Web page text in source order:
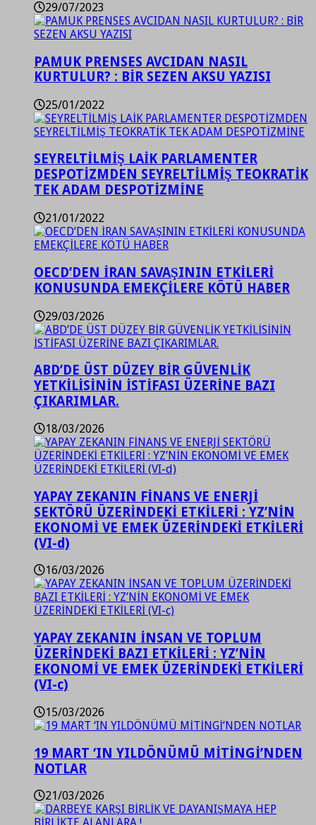
29/07/2023
PAMUK PRENSES AVCIDAN NASIL
KURTULUR? : BİR SEZEN AKSU YAZISI
25/01/2022
SEYRELTİLMİŞ LAİK PARLAMENTER
DESPOTİZMDEN SEYRELTİLMİŞ TEOKRATİK
TEK ADAM DESPOTİZMİNE
21/01/2022
OECD’DEN İRAN SAVAŞININ ETKİLERİ
KONUSUNDA EMEKÇİLERE KÖTÜ HABER
29/03/2026
ABD’DE ÜST DÜZEY BİR GÜVENLİK
YETKİLİSİNİN İSTİFASI ÜZERİNE BAZI
ÇIKARIMLAR.
18/03/2026
YAPAY ZEKANIN FİNANS VE ENERJİ
SEKTÖRÜ ÜZERİNDEKİ ETKİLERİ : YZ’NİN
EKONOMİ VE EMEK ÜZERİNDEKİ ETKİLERİ
(VI-d)
16/03/2026
YAPAY ZEKANIN İNSAN VE TOPLUM
ÜZERİNDEKİ BAZI ETKİLERİ : YZ’NİN
EKONOMİ VE EMEK ÜZERİNDEKİ ETKİLERİ
(VI-c)
15/03/2026
19 MART ‘IN YILDÖNÜMÜ MİTİNGİ’NDEN
NOTLAR
21/03/2026